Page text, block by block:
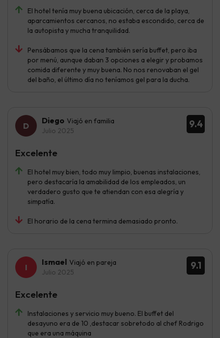
El hotel tenía muy buena ubicación, cerca de la playa,
aparcamientos cercanos, no estaba escondido, cerca de
la autopista y mucha tranquilidad.
Pensábamos que la cena también sería buffet, pero iba
por menú, aunque daban 3 opciones a elegir y probamos
comida diferente y muy buena. No nos renovaban el gel
del baño, el último día no teníamos gel para la ducha.
9.4
Diego Viajó en familia
Julio 2025
El hotel muy bien, todo muy limpio, buenas instalaciones,
pero destacaría la amabilidad de los empleados, un
verdadero gusto que te atiendan con esa alegría y
simpatía.
El horario de la cena termina demasiado pronto.
Excelente
9.1
Ismael Viajó en pareja
Julio 2025
Instalaciones y servicio muy bueno. El buffet del
desayuno era de 10 ,destacar sobretodo al chef Rodrigo
que era una máquina
Excelente